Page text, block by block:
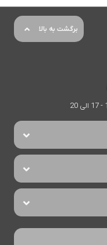
برگشت به بالا